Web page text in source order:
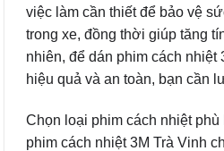
việc làm cần thiết để bảo vệ
trong xe, đồng thời giúp tăng
nhiên, để dán phim cách nhiệt
hiệu quả và an toàn, bạn cần
Chọn loại phim cách nhiệt
phim cách nhiệt 3M Trà Vinh